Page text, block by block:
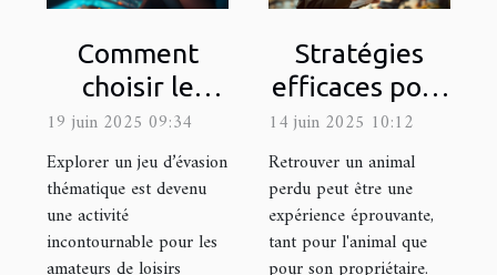
Comment
choisir le
meilleur jeu
d'évasion
thématique
pour votre
prochaine
19 juin 2025 09:34
Explorer un jeu d’évasion
thématique est devenu
une activité
incontournable pour les
Stratégies
efficaces pour
la recherche
d'animaux
perdus
14 juin 2025 10:12
Retrouver un animal
perdu peut être une
expérience éprouvante,
tant pour l'animal que